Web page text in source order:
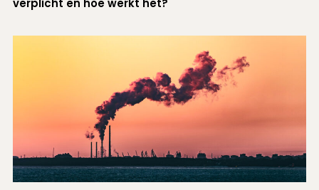
verplicht en hoe werkt het?